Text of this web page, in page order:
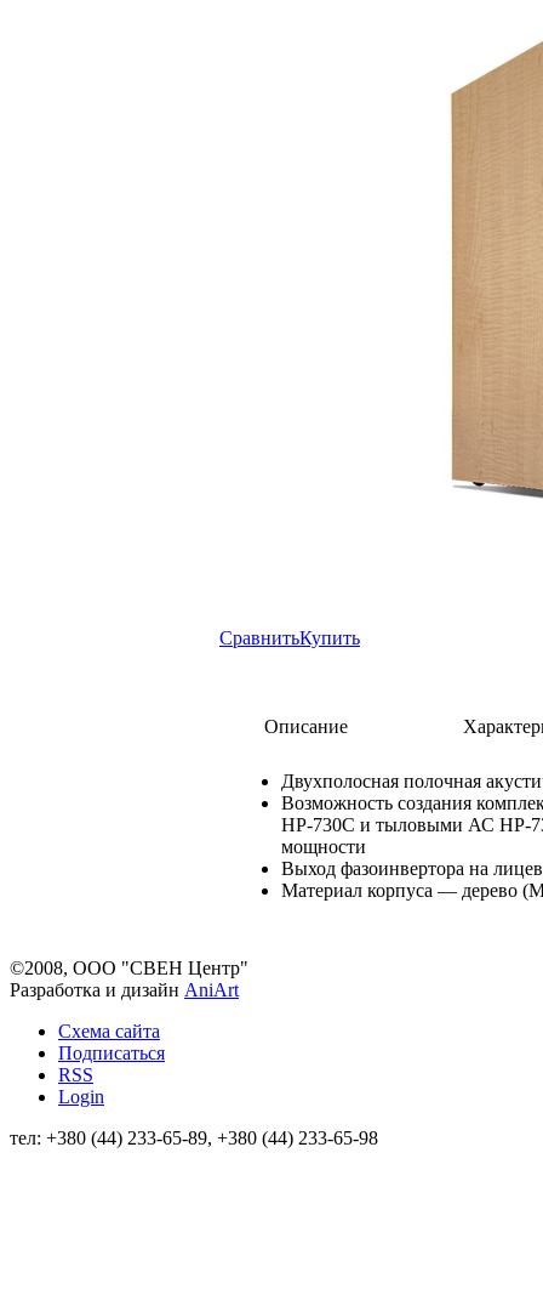
СравнитьКупить
Описание
Двухполосная полочная
Возможность создания
HP-730C и тыловыми АС HP-
мощности
Выход фазоинвертора на
Материал корпуса — дерево
©2008, ООО "СВЕН Центр"
Разработка и дизайн AniArt
Схема сайта
Подписаться
RSS
Login
тел: +380 (44) 233-65-89, +380 (44) 233-65-98